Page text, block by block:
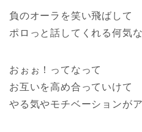
負のオーラを笑い飛ばして
ポロっと話してくれる何気
おぉぉ！ってなって
お互いを高め合っていけて
やる気やモチベーションが